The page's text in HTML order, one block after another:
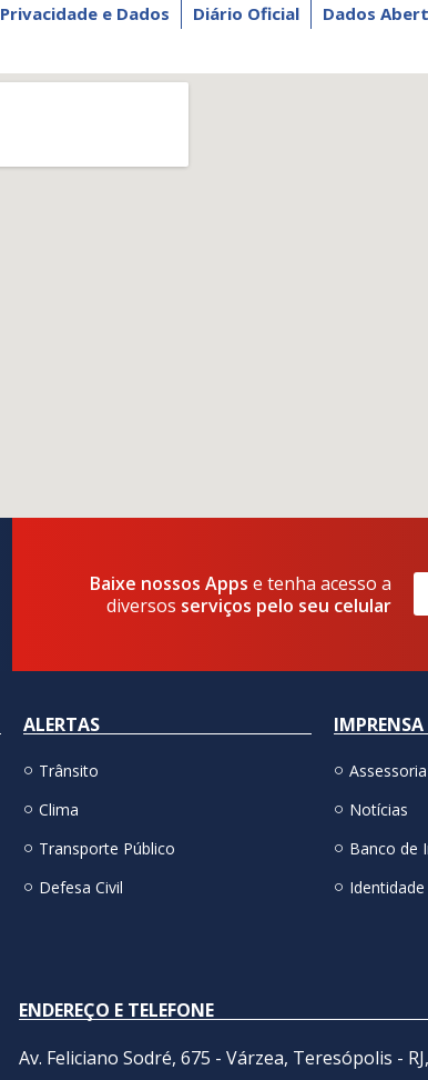
Privacidade e Dados Diário Oficial Dados
Baixe nossos Appse tenha acesso a
diversos serviços pelo seu celular
ALERTAS
Trânsito
Clima
Transporte Público
Defesa Civil
IMPRENSA
Notícias
Banco de
Identidade
ENDEREÇO E TELEFONE
Av. Feliciano Sodré, 675 - Várzea, Teresópolis -